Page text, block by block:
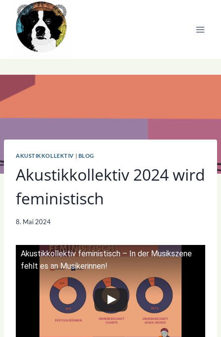
Inhalt
springen
AKUSTIKKOLLEKTIV BLOG
Akustikkollektiv 2024 wird
feministisch
8. Mai 2024
Akustikkollektiv feministisch – In der Musikszene
fehlt es an Musikerinnen!